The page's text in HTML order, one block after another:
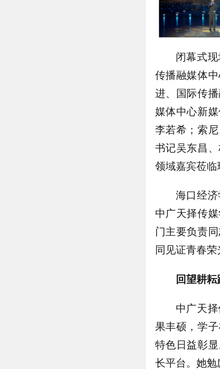
闭幕式
传播融媒体
进、国际传
媒体中心新
李若希；索
书记吴东昌
领域嘉宾莅临
海口经
中广天择传
门主要负责
同见证青春荣
回望耕
中广天
果丰硕，学
特色日益彰
长平台。她